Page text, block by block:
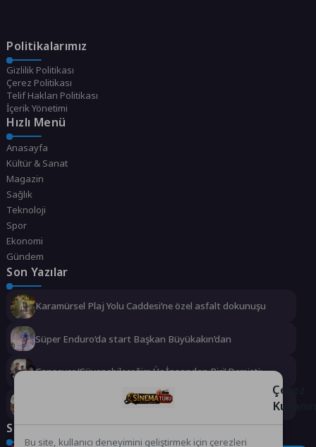
Politikalarımız
Gizlilik Politikası
Çerez Politikası
Telif Hakları Politikası
İçerik Yönetimi
Hızlı Menü
Anasayfa
Kültür & Sanat
Magazin
Sağlık
Teknoloji
Spor
Ekonomi
Gündem
Son Yazılar
Karamürsel Plaj Yolu Caddesi’ne özel asfalt dokunuşu
Süper Enduro’da start Başkan Büyükakın’dan
Cansever ‘Güvenebileceğim Üç İnsandan Biri’ Demişti:
Büyükşehir, çocukları afetlere karşı bilinçlendiriyor
Sosyal Medya
Çerez
Bu site, kullanıcı deneyimini geliştirmek için çerezleri